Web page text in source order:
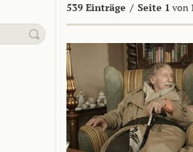
539 Einträge / Seite 1 von